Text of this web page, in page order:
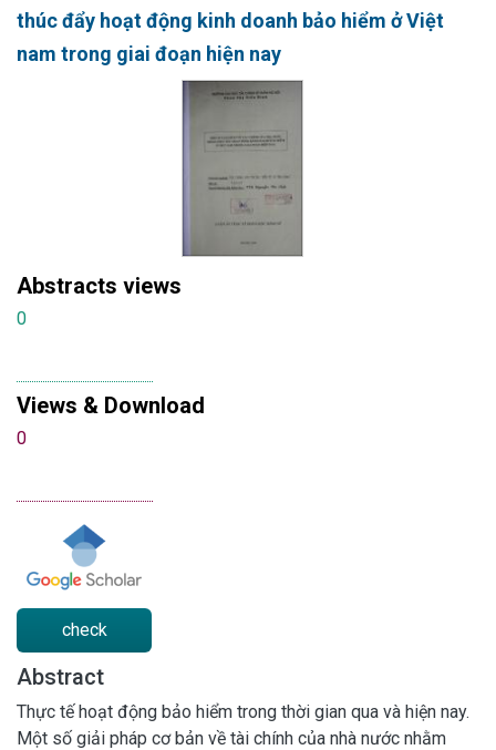
thúc đẩy hoạt động kinh doanh bảo hiểm ở Việt
nam trong giai đoạn hiện nay
Abstracts views
0
Views & Download
0
check
Abstract
Thực tế hoạt động bảo hiểm trong thời gian qua và hiện nay.
Một số giải pháp cơ bản về tài chính của nhà nước nhằm